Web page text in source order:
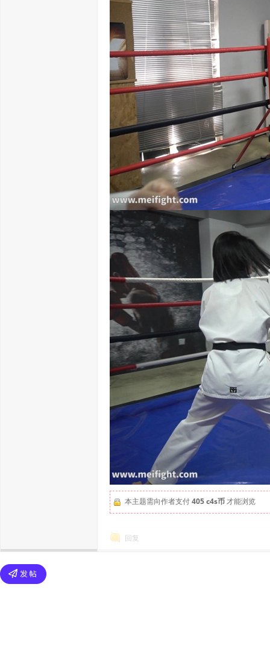
本主题需向作者支付405 c4s币才能浏览
回复